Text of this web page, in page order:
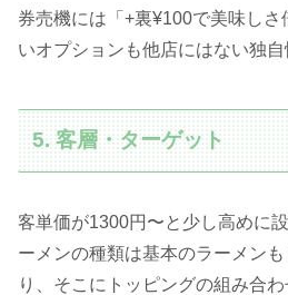
券売機には「+裏¥100で美味し
いオプションも他店にはない独自
5. 客層・ターゲット
客単価が1300円〜と少し高めに
ーメンの種類は基本のラーメン
り、そこにトッピングの組み合